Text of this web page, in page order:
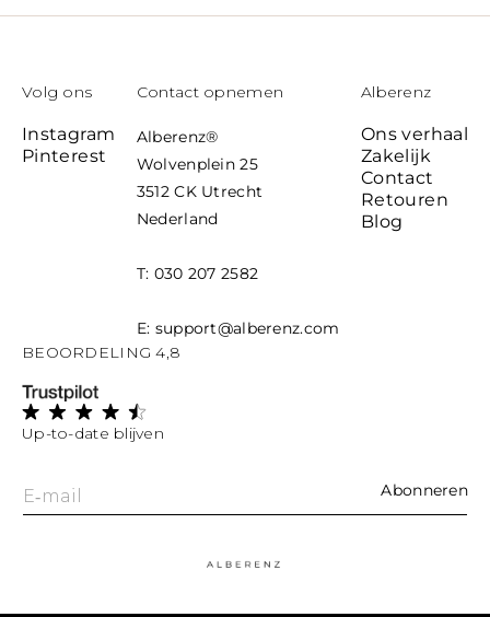
Volg ons
Instagram
Pinterest
Alberenz
Ons verhaal
Zakelijk
Contact
Retouren
Blog
Contact opnemen
Alberenz®
Wolvenplein 25
3512 CK Utrecht
Nederland
T: 030 207 2582
E: support@alberenz.com
Up-to-date blijven
E‑mail Abonneren
BEOORDELING 4,8